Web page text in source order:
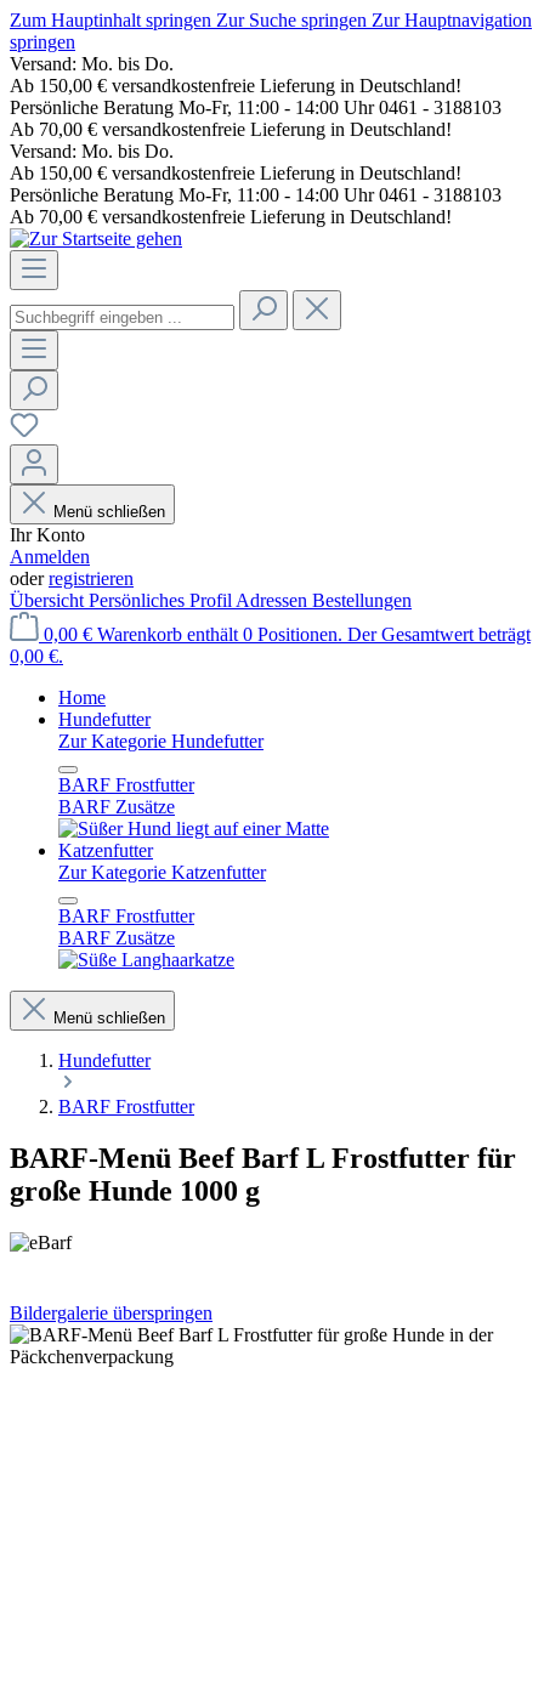
Zum Hauptinhalt springen Zur Suche springen Zur Hauptnavigation
springen
Versand: Mo. bis Do.
Ab 150,00 € versandkostenfreie Lieferung in Deutschland!
Persönliche Beratung Mo-Fr, 11:00 - 14:00 Uhr 0461 - 3188103
Ab 70,00 € versandkostenfreie Lieferung in Deutschland!
Versand: Mo. bis Do.
Ab 150,00 € versandkostenfreie Lieferung in Deutschland!
Persönliche Beratung Mo-Fr, 11:00 - 14:00 Uhr 0461 - 3188103
Ab 70,00 € versandkostenfreie Lieferung in Deutschland!
Menü schließen
Ihr Konto
Anmelden
oderregistrieren
Übersicht Persönliches Profil Adressen Bestellungen
0,00 € Warenkorb enthält 0 Positionen. Der Gesamtwert beträgt
0,00 €.
Home
Hundefutter
Zur Kategorie Hundefutter
BARF Frostfutter
BARF Zusätze
Katzenfutter
Zur Kategorie Katzenfutter
BARF Frostfutter
BARF Zusätze
Menü schließen
Hundefutter
BARF Frostfutter
BARF-Menü Beef Barf L Frostfutter für
große Hunde 1000 g
Bildergalerie überspringen